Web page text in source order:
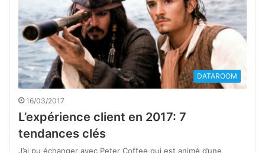
DATAROOM
16/03/2017
L’expérience client en 2017: 7
tendances clés
J’ai pu échanger avec Peter Coffee qui est animé d’une